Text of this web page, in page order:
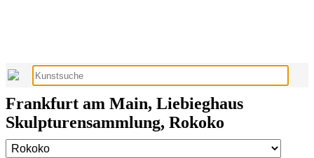
Frankfurt am Main, Liebieghaus
Skulpturensammlung, Rokoko